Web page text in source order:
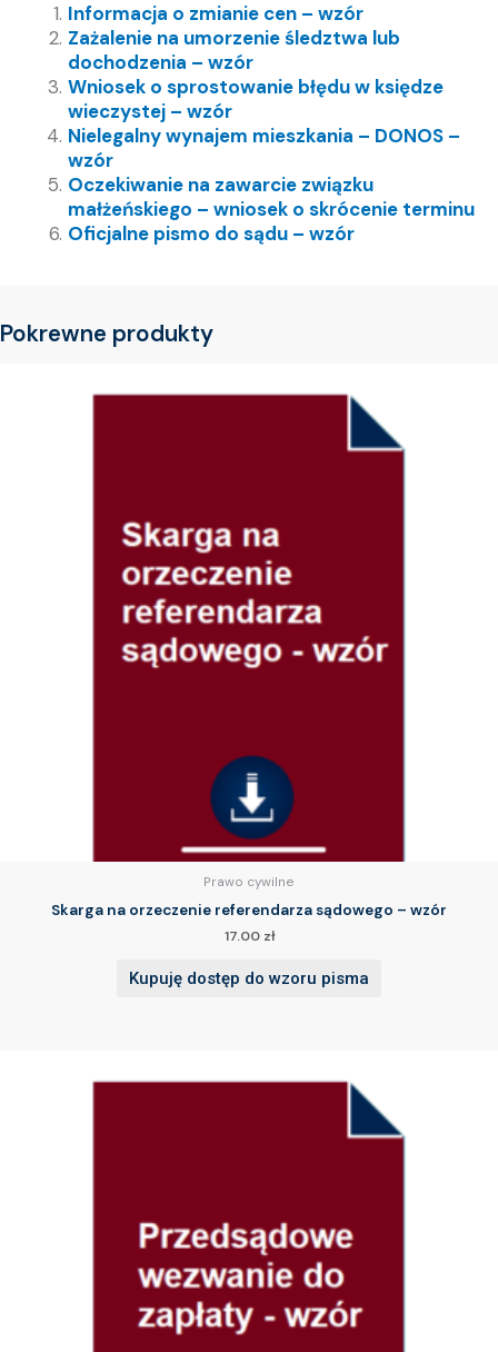
Informacja o zmianie cen – wzór
Zażalenie na umorzenie śledztwa lub
dochodzenia – wzór
Wniosek o sprostowanie błędu w księdze
wieczystej – wzór
Nielegalny wynajem mieszkania – DONOS –
wzór
Oczekiwanie na zawarcie związku
małżeńskiego – wniosek o skrócenie terminu
Oficjalne pismo do sądu – wzór
Pokrewne produkty
Prawo cywilne
Skarga na orzeczenie referendarza sądowego – wzór
17.00 zł
Kupuję dostęp do wzoru pisma